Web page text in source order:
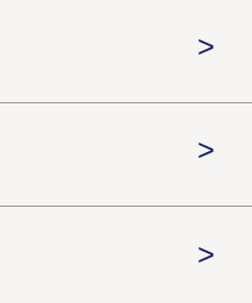
>
>
>